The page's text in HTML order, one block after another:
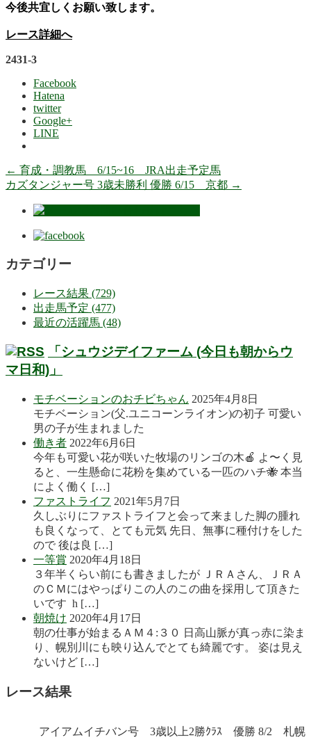
今後共宜しくお願い致します。
レース詳細へ
2431-3
Facebook
Hatena
twitter
Google+
LINE
← 育成・調教馬 6/15~16 JRA出走予定馬
カズタンジャー号 3歳未勝利 優勝 6/15 京都 →
カテゴリー
レース結果 (729)
出走馬予定 (477)
最近の活躍馬 (48)
「シュウジデイファーム (今日も朝からウ
マ日和)」
モチベーションのおチビちゃん 2025年4月8日
モチベーション(父.ユニコーンライオン)の初子 可愛い
男の子が生まれました
働き者 2022年6月6日
今年も可愛い花が咲いた牧場のリンゴの木🍎 よ〜く見
ると、一生懸命に花粉を集めている一匹のハチ🐝 本当
によく働く […]
ファストライフ 2021年5月7日
久しぶりにファストライフと会って来ました脚の腫れ
も良くなって、とても元気 先日、無事に種付けをした
ので 後は良 […]
一等賞 2020年4月18日
３年半くらい前にも書きましたが ＪＲＡさん、ＪＲＡ
のＣＭにはやっぱりこの人のこの曲を採用して頂きた
いです h […]
朝焼け 2020年4月17日
朝の仕事が始まるＡＭ４:３０ 日高山脈が真っ赤に染ま
り、幌別川にも映り込んでとても綺麗です。 姿は見え
ないけど […]
レース結果
アイアムイチバン号 3歳以上2勝ｸﾗｽ 優勝 8/2 札幌